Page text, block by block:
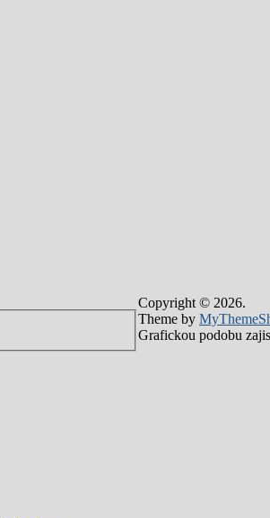
Copyright © 2026.
Theme by
Grafickou podobu